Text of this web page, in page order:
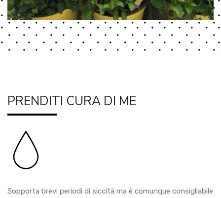
PRENDITI CURA DI ME
Sopporta brevi periodi di siccità ma è comunque consigliabile